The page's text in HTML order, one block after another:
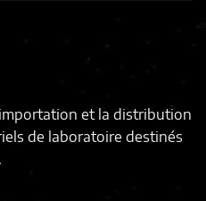
et la distribution
de laboratoire destinés